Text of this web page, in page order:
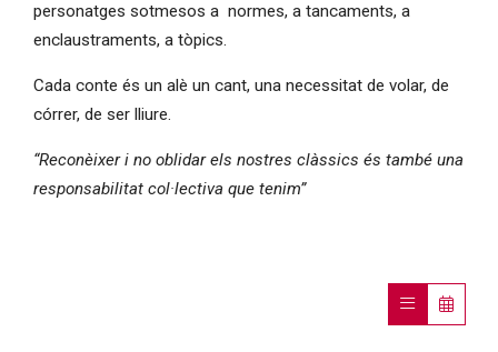
personatges sotmesos a normes, a tancaments, a
enclaustraments, a tòpics.
Cada conte és un alè un cant, una necessitat de volar, de
córrer, de ser lliure.
“Reconèixer i no oblidar els nostres clàssics és també una
responsabilitat col·lectiva que tenim”